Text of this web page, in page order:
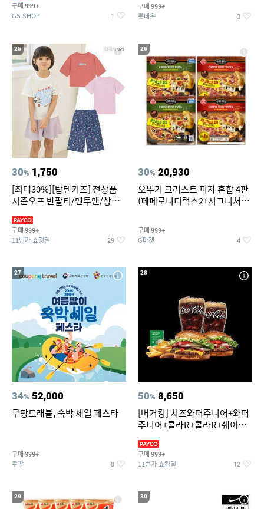
구매 999+
GS SHOP 1
구매 999+
롯데온 3
25
30% 1,750
[최대30%][탑텐키즈] 전상품
시즌오프 반팔티/맨투맨/상하
구매 999+
11번가 쇼킹딜 29
26
30% 20,930
오뚜기 크러스트 피자 혼합 4판
(페페로니디럭스2+시그니처익
구매 999+
G마켓 4
27
34% 52,000
쿠팡트래블, 숙박 세일 페스타
구매 999+
쿠팡 8
28
50% 8,650
[버거킹] 치즈와퍼주니어+와퍼
주니어+콜라R+콜라R+쉐이킹
구매 999+
11번가 쇼킹딜 12
29 30